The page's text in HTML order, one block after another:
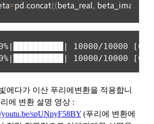
령과 본 약관의 규정 및 기타 "회사"가 통지하
야 하며, 기타 "회사"의 업무에 방해되는 행
. 이를 위반하는 경우 “회원”은 서비스 이용
있다.
하고, 이를 최신으로 유지해야 한다.
명의를 도용하여 사용자 아이디를 생성해서
원의 교육
직원은 최소한의 인원으로 구성되며, 새로운
개인정보보호 의무에 관해 정기적인 교육을
사 절차를 통해 보안이 유지되도록 시행하고
비밀번호 관리